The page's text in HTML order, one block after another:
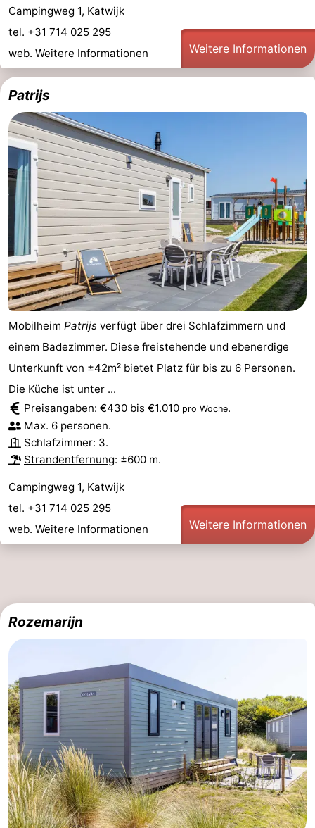
Campingweg 1, Katwijk
tel. +31 714 025 295
web. Weitere Informationen Weitere Informationen
Patrijs
Mobilheim Patrijs verfügt über drei Schlafzimmern und
einem Badezimmer. Diese freistehende und ebenerdige
Unterkunft von ±42m² bietet Platz für bis zu 6 Personen.
Die Küche ist unter ...
Preisangaben: €430 bis €1.010 pro Woche.
Max. 6 personen.
Schlafzimmer: 3.
Strandentfernung: ±600 m.
Campingweg 1, Katwijk
tel. +31 714 025 295
web. Weitere Informationen Weitere Informationen
Rozemarijn